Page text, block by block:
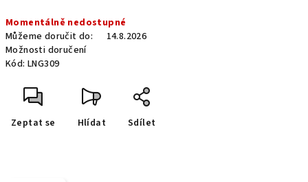
cena:
Momentálně nedostupné
Můžeme doručit do:
14.8.2026
Možnosti doručení
Kód: LNG309
Zeptat se Hlídat Sdílet